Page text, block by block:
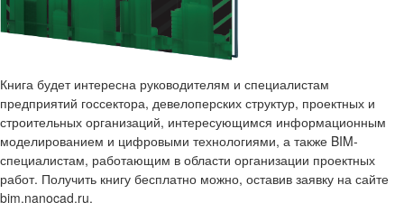
Книга будет интересна руководителям и специалистам
предприятий госсектора, девелоперских структур, проектных и
строительных организаций, интересующимся информационным
моделированием и цифровыми технологиями, а также BIM-
специалистам, работающим в области организации проектных
работ. Получить книгу бесплатно можно, оставив заявку на сайте
bim.nanocad.ru.